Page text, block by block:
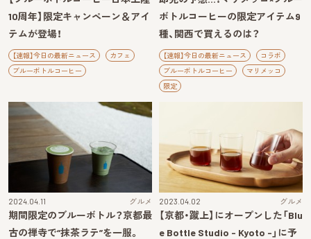
10周年】限定キャンペーン＆アイ
テムが登場！
【速報】今日の最新ニュース
カフェ
ブルーボトルコーヒー
ボトルコーヒーの限定アイテム9
種、関西で買えるのは？
【速報】今日の最新ニュース
コラボ
ブルーボトルコーヒー
マリメッコ
限定
2024.04.11 グルメ
期間限定のブルーボトル？京都最
古の禅寺で“抹茶ラテ”を一服。
2023.04.02 グルメ
【京都・蹴上】にオープンした「Blu
e Bottle Studio - Kyoto -」に予